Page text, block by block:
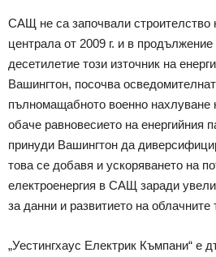
САЩ не са започвали строителство
централа от 2009 г. и в
десетилетие този източник на
Вашингтон, посочва
пълномащабното военно нахлуване
обаче равновесието на енергийния
принуди Вашингтон да
това се добавя и ускоряването на
електроенергия в САЩ заради
за данни и развитието на
„Уестингхаус Електрик Къмпани“ е